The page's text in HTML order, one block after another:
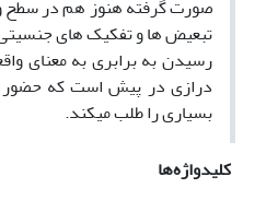
تبعیض ها و تفکیک های
رسیدن به برابری به معنای
درازی در پیش است که حضور
بسیاری را طلب می‎کند.
کلیدواژه‌ها